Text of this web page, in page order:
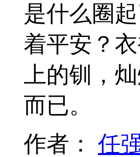
是什么圈
着平安？
上的钏，
而已。
作者： 任